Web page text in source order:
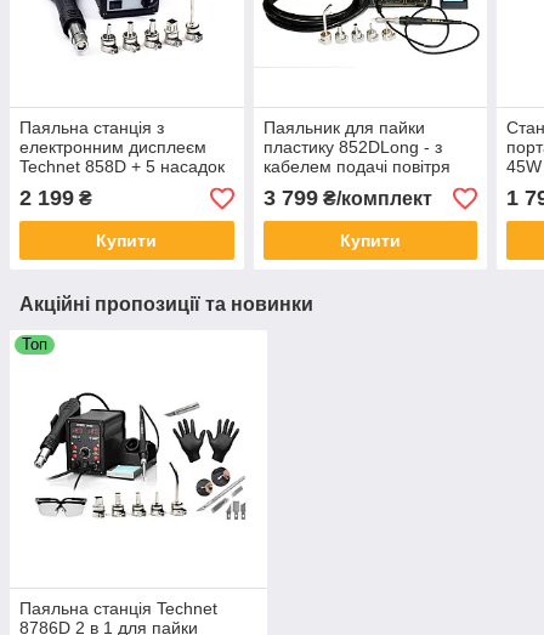
Паяльна станція з
електронним дисплеєм
Technet 858D + 5 насадок
2 199 ₴
Купити
Паяльник для пайки
пластику 852DLong - з
кабелем подачі повітря
3 799₴/комплект
Купити
1
Акційні пропозиції та новинки
Топ
Паяльна станція Technet
8786D 2 в 1 для пайки